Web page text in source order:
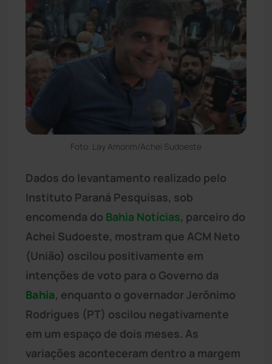
Foto: Lay Amorim/Achei Sudoeste
Dados do levantamento realizado pelo
Instituto Paraná Pesquisas, sob
encomenda do Bahia Notícias, parceiro do
Achei Sudoeste, mostram que ACM Neto
(União) oscilou positivamente em
intenções de voto para o Governo da
Bahia, enquanto o governador Jerônimo
Rodrigues (PT) oscilou negativamente
em um espaço de dois meses. As
variações aconteceram dentro a margem